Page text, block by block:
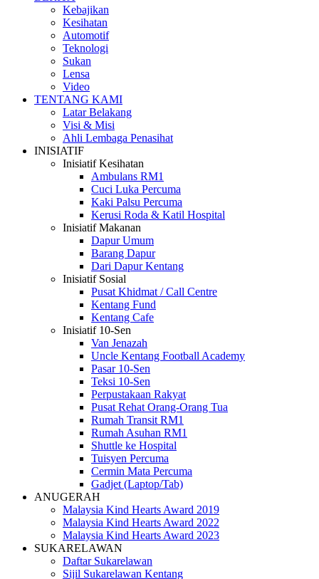
Kebajikan
Kesihatan
Automotif
Teknologi
Sukan
Lensa
Video
TENTANG KAMI
Latar Belakang
Visi & Misi
Ahli Lembaga Penasihat
INISIATIF
Inisiatif Kesihatan
Ambulans RM1
Cuci Luka Percuma
Kaki Palsu Percuma
Kerusi Roda & Katil Hospital
Inisiatif Makanan
Dapur Umum
Barang Dapur
Dari Dapur Kentang
Inisiatif Sosial
Pusat Khidmat / Call Centre
Kentang Fund
Kentang Cafe
Inisiatif 10-Sen
Van Jenazah
Uncle Kentang Football Academy
Pasar 10-Sen
Teksi 10-Sen
Perpustakaan Rakyat
Pusat Rehat Orang-Orang Tua
Rumah Transit RM1
Rumah Asuhan RM1
Shuttle ke Hospital
Tuisyen Percuma
Cermin Mata Percuma
Gadjet (Laptop/Tab)
ANUGERAH
Malaysia Kind Hearts Award 2019
Malaysia Kind Hearts Award 2022
Malaysia Kind Hearts Award 2023
SUKARELAWAN
Daftar Sukarelawan
Sijil Sukarelawan Kentang